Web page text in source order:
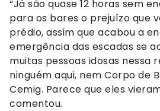
“Já são quase 12 horas sem
para os bares o prejuízo que
prédio, assim que acabou a
emergência das escadas se
muitas pessoas idosas nessa
ninguém aqui, nem Corpo de
Cemig. Parece que eles
comentou.